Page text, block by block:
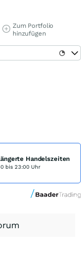
Zum Portfolio
hinzufügen
Handelszeiten
bis 23:00 Uhr